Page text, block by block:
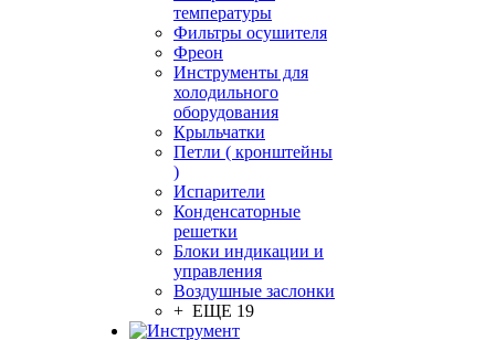
температуры
Фильтры осушителя
Фреон
Инструменты для
холодильного
оборудования
Крыльчатки
Петли ( кронштейны
)
Испарители
Конденсаторные
решетки
Блоки индикации и
управления
Воздушные заслонки
+ ЕЩЕ 19